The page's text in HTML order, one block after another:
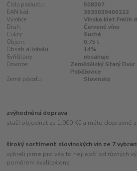
Číslo produktu:
508007
EAN kód:
3830039400222
Výrobce:
Vinska klet Frelih
Druh:
Červené víno
Cukry:
Suché
Objem:
0,75 l
Obsah alkoholu:
14%
Syřičitany:
obsahuje
Dovozce:
Zemědělský Starý Dvůr
Poběžovice
Země původu:
Slovinsko
zvýhodněná doprava
stačí objednat za 1.000 Kč a máte dopravné
široký sortiment slovinských vín ze 7
vybrali jsme pro vás to nejlepší od různých
poměrem kvalita/cena